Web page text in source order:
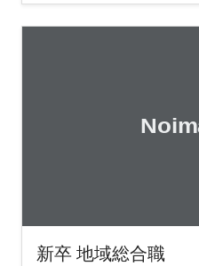
新卒 地域総合職